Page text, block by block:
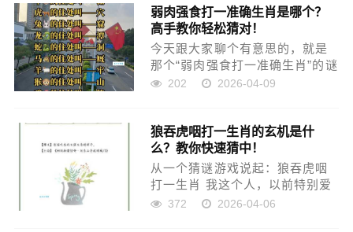
弱肉强食打一准确生肖是哪个？
高手教你轻松猜对！
今天跟大家聊个有意思的，就是
那个“弱肉强食打一准确生肖”的谜
题。好多人一听就懵了，觉得这
上能把这种类型的谜题猜个八九
不离十。 第一次接触：完全...
202 2026-04-09
狼吞虎咽打一生肖的玄机是什
么？教你快速猜中！
从一个猜谜游戏说起：狼吞虎咽
打一生肖 我这个人，以前特别爱
琢磨那种老掉牙的灯谜，尤其是
372 2026-04-06